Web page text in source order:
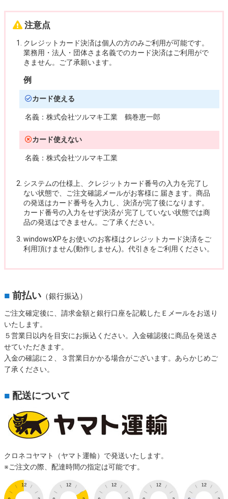
注意点
クレジットカード決済は個人の方のみご利用が可能です。
業務用・法人・団体さま名義でのカード決済はご利用がで
きません。ご了承願います。
例
カード使える
名義：株式会社ツルマキ工業 鶴巻恵一郎
カード使えない
名義：株式会社ツルマキ工業
システムの仕様上、クレジットカード番号の入力を完了し
ない状態で、ご注文確認メールがお客様に 届きます。商品
の発送はカード番号を入力し、決済が完了後になります。
カード番号の入力をせず決済が 完了していない状態では商
品の発送はできません。ご了承ください。
windowsXPをお使いのお客様はクレジットカード決済をご
利用頂けません(動作しません)。代引きをご利用ください。
■ 前払い （銀行振込）
ご注文確定後に、請求金額と銀行口座を記載したＥメールをお送り
いたします。
５営業日以内を目安にお振込ください。入金確認後に商品を発送さ
せていただきます。
入金の確認に２、３営業日かかる場合がございます。あらかじめご
了承ください。
■ 配送について
クロネコヤマト（ヤマト運輸）で発送いたします。
※ご注文の際、配達時間の指定は可能です。